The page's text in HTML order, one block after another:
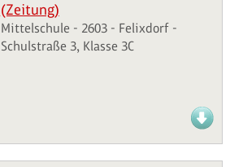
(Zeitung)
Mittelschule - 2603 - Felixdorf -
Schulstraße 3, Klasse 3C